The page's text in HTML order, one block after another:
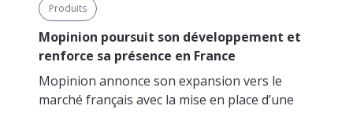
Produits
Mopinion poursuit son développement et
renforce sa présence en France
Mopinion annonce son expansion vers le
marché français avec la mise en place d’une